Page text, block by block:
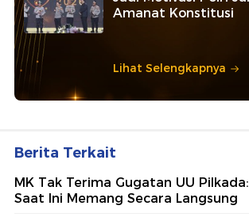
Amanat Konstitusi
Lihat Selengkapnya
Berita Terkait
MK Tak Terima Gugatan UU
Saat Ini Memang Secara Langsung